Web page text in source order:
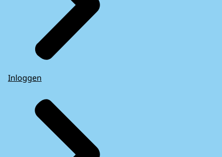
Inloggen